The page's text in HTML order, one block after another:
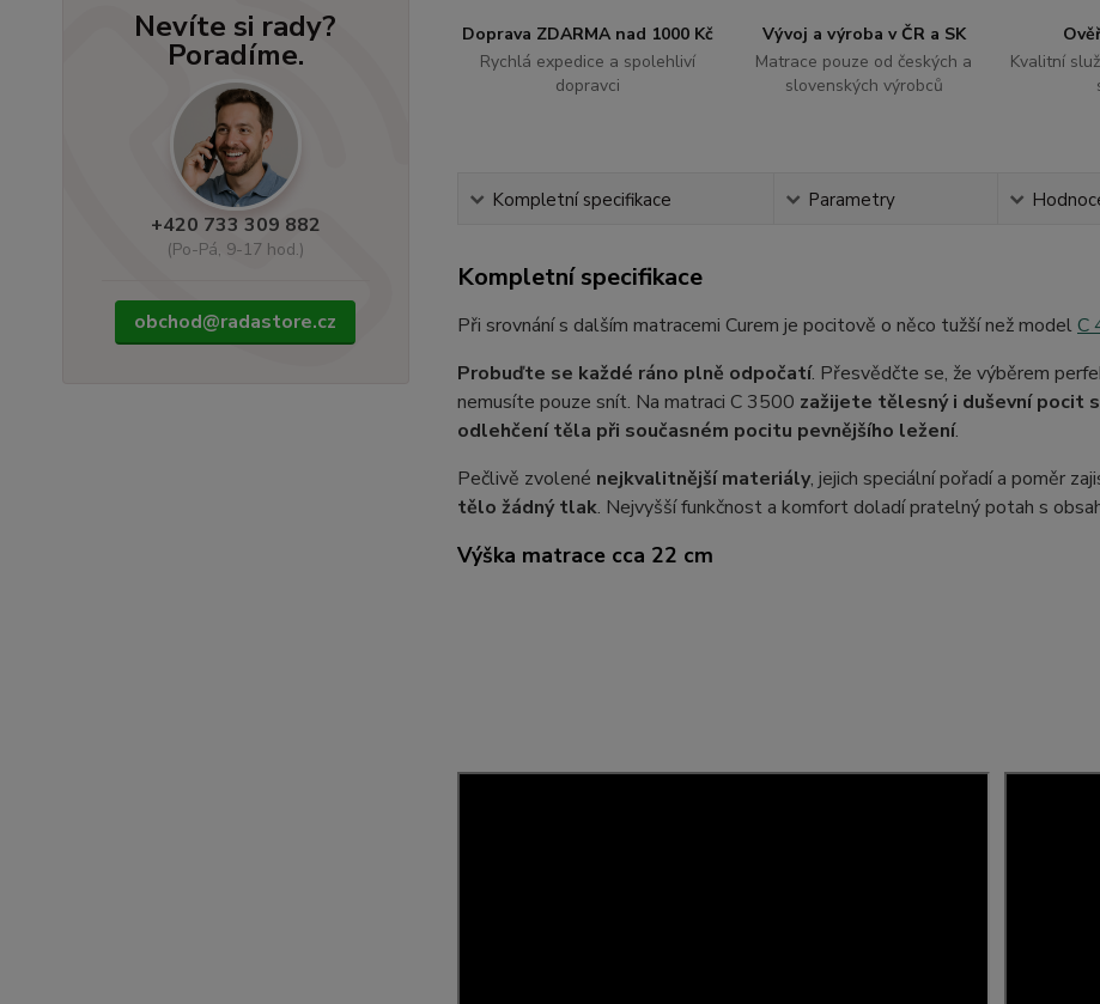
Nevíte si rady?
Poradíme.
+420 733 309 882
(Po-Pá, 9-17 hod.)
obchod@radastore.cz
Doprava ZDARMA nad 1000 Kč
Rychlá expedice a spolehliví
dopravci
Vývoj a výroba v ČR a SK
Matrace pouze od českých a
slovenských výrobců
Kvalitní
Kompletní specifikace Parametry
Kompletní specifikace
Při srovnání s dalším matracemi Curem je pocitově o něco tužší než model C
Probuďte se každé ráno plně odpočatí. Přesvědčte se, že výběrem
nemusíte pouze snít. Na matraci C 3500 zažijete tělesný i duševní pocit
odlehčení těla při současném pocitu pevnějšího ležení.
Pečlivě zvolené nejkvalitnější materiály, jejich speciální pořadí a poměr
tělo žádný tlak. Nejvyšší funkčnost a komfort doladí pratelný potah s
Výška matrace cca 22 cm